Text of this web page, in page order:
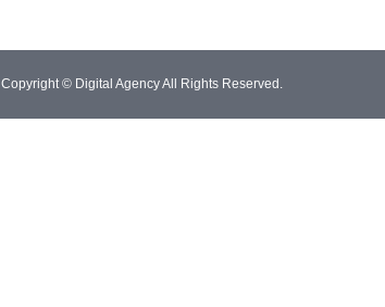
Copyright © Digital Agency All Rights Reserved.